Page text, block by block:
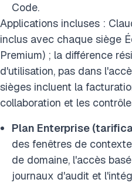
Code.
Applications incluses :
inclus avec chaque siège
Premium) ; la différence
d'utilisation, pas dans
sièges incluent la
collaboration et les
Plan Enterprise
des fenêtres de
de domaine, l'accès
journaux d'audit et